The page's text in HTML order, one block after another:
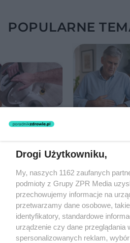
POPULARNE
znaczenie dla
trzustki
REDAKTOR
POLECA
Drogi Użytkowniku,
My, naszych 1162 zaufanych
podmioty z Grupy ZPR Media
przechowujemy informacje na
przetwarzamy dane osobowe,
identyfikatory, standardowe
urządzenie czy dane przeglądania
spersonalizowanych reklam,